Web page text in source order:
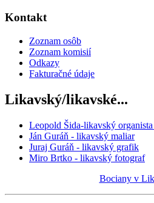
Kontakt
Zoznam osôb
Zoznam komisií
Odkazy
Fakturačné údaje
Likavský/likavské...
Leopold Šida-likavský organista
Ján Guráň - likavský maliar
Juraj Guráň - likavský grafik
Miro Brtko - likavský fotograf
Bociany v